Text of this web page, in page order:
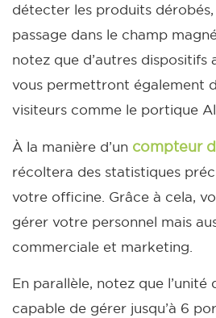
détecter les produits
passage dans le champ
notez que d’autres dispositifs
vous permettront également
visiteurs comme le portique
À la manière d’un compteur
récoltera des statistiques
votre officine. Grâce à cela,
gérer votre personnel mais
commerciale et marketing.
En parallèle, notez que
capable de gérer jusqu’à 6